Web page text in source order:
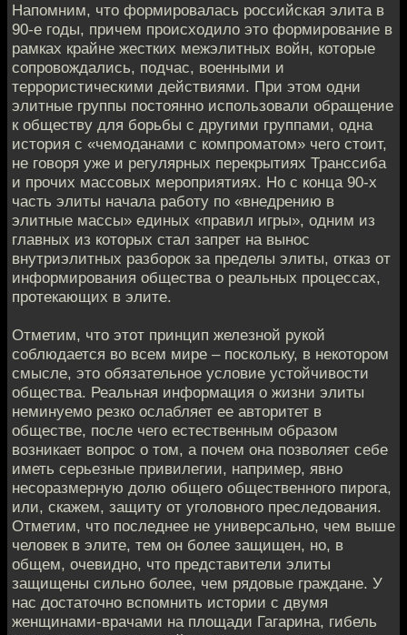
Напомним, что формировалась российская элита в
90-е годы, причем происходило это формирование в
рамках крайне жестких межэлитных войн, которые
сопровождались, подчас, военными и
террористическими действиями. При этом одни
элитные группы постоянно использовали обращение
к обществу для борьбы с другими группами, одна
история с «чемоданами с компроматом» чего стоит,
не говоря уже и регулярных перекрытиях Транссиба
и прочих массовых мероприятиях. Но с конца 90-х
часть элиты начала работу по «внедрению в
элитные массы» единых «правил игры», одним из
главных из которых стал запрет на вынос
внутриэлитных разборок за пределы элиты, отказ от
информирования общества о реальных процессах,
протекающих в элите.
Отметим, что этот принцип железной рукой
соблюдается во всем мире – поскольку, в некотором
смысле, это обязательное условие устойчивости
общества. Реальная информация о жизни элиты
неминуемо резко ослабляет ее авторитет в
обществе, после чего естественным образом
возникает вопрос о том, а почем она позволяет себе
иметь серьезные привилегии, например, явно
несоразмерную долю общего общественного пирога,
или, скажем, защиту от уголовного преследования.
Отметим, что последнее не универсально, чем выше
человек в элите, тем он более защищен, но, в
общем, очевидно, что представители элиты
защищены сильно более, чем рядовые граждане. У
нас достаточно вспомнить истории с двумя
женщинами-врачами на площади Гагарина, гибель